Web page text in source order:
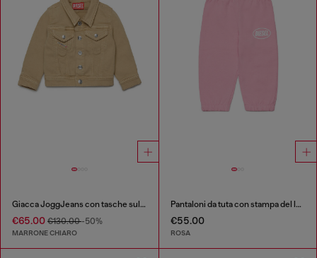
Giacca JoggJeans con tasche sul petto
€65.00 €130.00-50%
MARRONE CHIARO
Pantaloni da tuta con stampa del logo
€55.00
ROSA